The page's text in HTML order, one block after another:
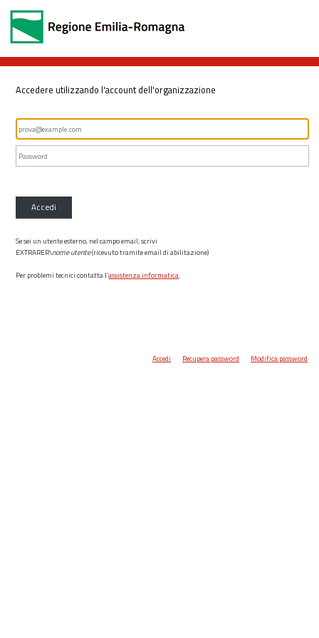
Accedere utilizzando l'account dell'organizzazione
Accedi
Se sei un utente esterno, nel campo email, scrivi
EXTRARER\nome utente(ricevuto tramite email di abilitazione)
Per problemi tecnici contatta l’assistenza informatica.
Accedi Recupera password Modifica password